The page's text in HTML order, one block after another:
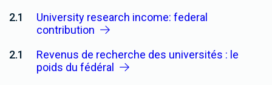
2.1
University research income: federal
contribution
2.1
Revenus de recherche des universités : le
poids du fédéral